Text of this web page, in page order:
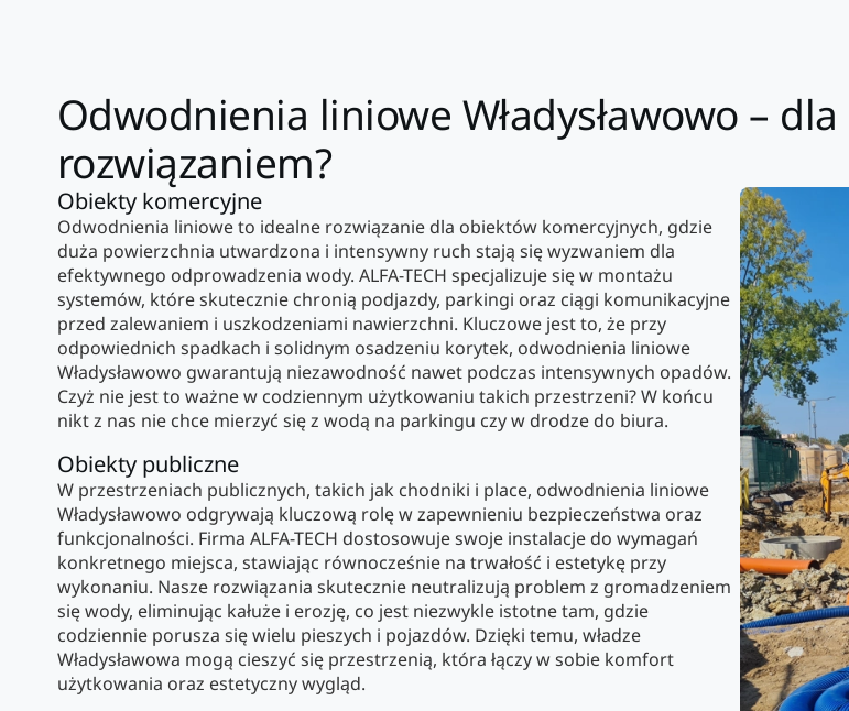
Odwodnienia liniowe Władysławowo –
rozwiązaniem?
Obiekty komercyjne
Odwodnienia liniowe to idealne rozwiązanie dla obiektów komercyjnych, gdzie
duża powierzchnia utwardzona i intensywny ruch stają się wyzwaniem dla
efektywnego odprowadzenia wody. ALFA-TECH specjalizuje się w montażu
systemów, które skutecznie chronią podjazdy, parkingi oraz ciągi komunikacyjne
przed zalewaniem i uszkodzeniami nawierzchni. Kluczowe jest to, że przy
odpowiednich spadkach i solidnym osadzeniu korytek, odwodnienia liniowe
Władysławowo gwarantują niezawodność nawet podczas intensywnych opadów.
Czyż nie jest to ważne w codziennym użytkowaniu takich przestrzeni? W końcu
nikt z nas nie chce mierzyć się z wodą na parkingu czy w drodze do biura.
Obiekty publiczne
W przestrzeniach publicznych, takich jak chodniki i place, odwodnienia liniowe
Władysławowo odgrywają kluczową rolę w zapewnieniu bezpieczeństwa oraz
funkcjonalności. Firma ALFA-TECH dostosowuje swoje instalacje do wymagań
konkretnego miejsca, stawiając równocześnie na trwałość i estetykę przy
wykonaniu. Nasze rozwiązania skutecznie neutralizują problem z gromadzeniem
się wody, eliminując kałuże i erozję, co jest niezwykle istotne tam, gdzie
codziennie porusza się wielu pieszych i pojazdów. Dzięki temu, władze
Władysławowa mogą cieszyć się przestrzenią, która łączy w sobie komfort
użytkowania oraz estetyczny wygląd.